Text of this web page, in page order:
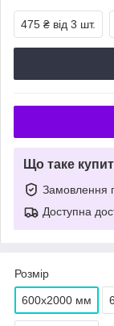
475 ₴ від 3 шт.
Що таке
Замовлення
Доступна
Розмір
600х2000 мм